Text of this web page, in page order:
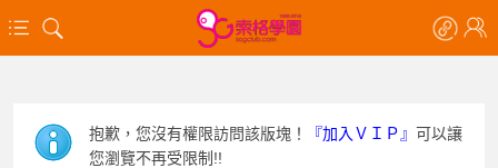
抱歉，您沒有權限訪問該版塊！ 『加入ＶＩＰ』可以讓
您瀏覽不再受限制!!